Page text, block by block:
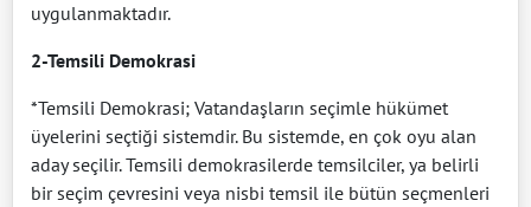
uygulanmaktadır.
2-Temsili Demokrasi
*Temsili Demokrasi; Vatandaşların seçimle hükümet
üyelerini seçtiği sistemdir. Bu sistemde, en çok oyu alan
aday seçilir. Temsili demokrasilerde temsilciler, ya belirli
bir seçim çevresini veya nisbi temsil ile bütün seçmenleri